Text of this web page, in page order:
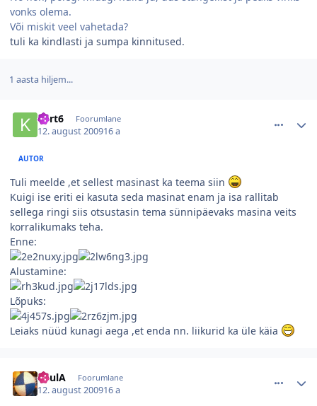
vonks olema.
Või miskit veel vahetada?
tuli ka kindlasti ja sumpa kinnitused.
1 aasta hiljem...
kert6 Foorumlane
12. august 200916 a
AUTOR
Tuli meelde ,et sellest masinast ka teema siin
Kuigi ise eriti ei kasuta seda masinat enam ja isa rallitab
sellega ringi siis otsustasin tema sünnipäevaks masina veits
korralikumaks teha.
Enne:
Alustamine:
Lõpuks:
Leiaks nüüd kunagi aega ,et enda nn. liikurid ka üle käia
RaulA Foorumlane
12. august 200916 a